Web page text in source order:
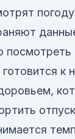
готовится к